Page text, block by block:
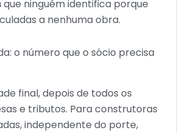
que ninguém identifica porque
a nenhuma obra.
o número que o sócio precisa
final, depois de todos os
e tributos. Para construtoras
independente do porte,